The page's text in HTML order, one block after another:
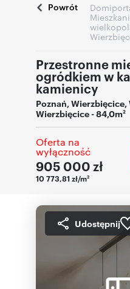
Powrót
Przestronne
ogródkiem w
kamienicy
Poznań,Wierzbięcice,
Wierzbięcice- 84,0m2
Oferta na
wyłączność
905 000 zł
10 773,81 zł/m2
Udostępnij